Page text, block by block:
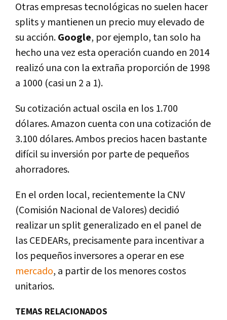
Otras empresas tecnológicas no suelen hacer
splits y mantienen un precio muy elevado de
su acción.Google, por ejemplo, tan solo ha
hecho una vez esta operación cuando en 2014
realizó una con la extraña proporción de 1998
a 1000 (casi un 2 a 1).
Su cotización actual oscila en los 1.700
dólares. Amazon cuenta con una cotización de
3.100 dólares. Ambos precios hacen bastante
difícil su inversión por parte de pequeños
ahorradores.
En el orden local, recientemente la CNV
(Comisión Nacional de Valores) decidió
realizar un split generalizado en el panel de
las CEDEARs, precisamente para incentivar a
los pequeños inversores a operar en ese
mercado, a partir de los menores costos
unitarios.
TEMAS RELACIONADOS